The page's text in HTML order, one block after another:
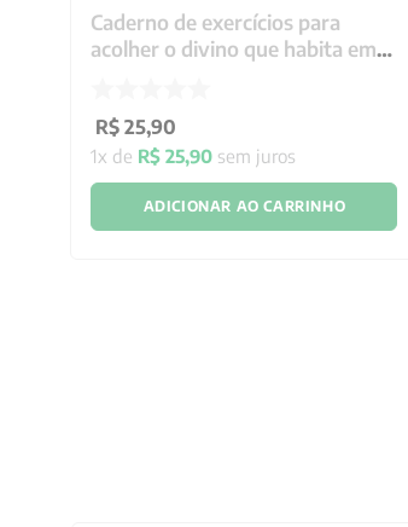
Caderno de exercícios para
acolher o divino que habita em
R$ 25,90
1x de R$ 25,90 sem juros
ADICIONAR AO CARRINHO